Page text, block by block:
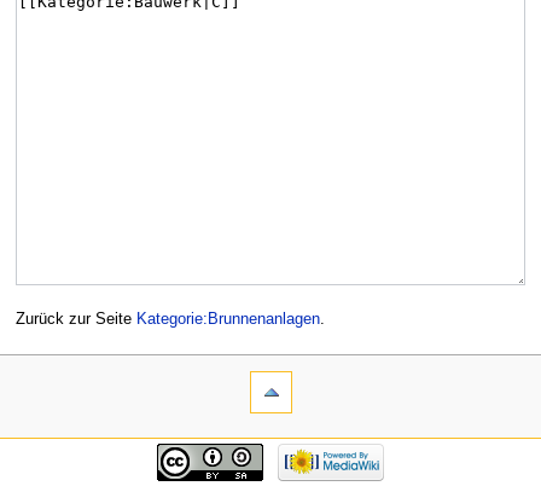
Zurück zur Seite Kategorie:Brunnenanlagen.